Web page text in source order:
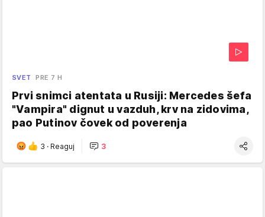
SVET PRE 7 H
Prvi snimci atentata u Rusiji: Mercedes šefa
"Vampira" dignut u vazduh, krv na zidovima,
pao Putinov čovek od poverenja
3 · Reaguj 3